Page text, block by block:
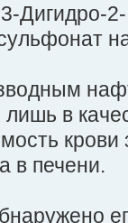
Дигидро-2-
в
крови
в печени.